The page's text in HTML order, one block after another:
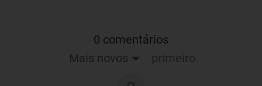
0 comentários
Mais novos
primeiro